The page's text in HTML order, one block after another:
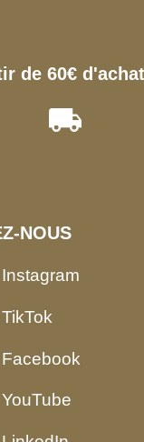
de 60€
NOUS
Instagram
TikTok
Facebook
YouTube